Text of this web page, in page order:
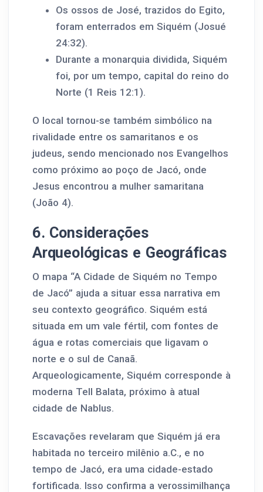
Os ossos de José, trazidos do Egito,
foram enterrados em Siquém (Josué
24:32).
Durante a monarquia dividida, Siquém
foi, por um tempo, capital do reino do
Norte (1 Reis 12:1).
O local tornou-se também simbólico na
rivalidade entre os samaritanos e os
judeus, sendo mencionado nos Evangelhos
como próximo ao poço de Jacó, onde
Jesus encontrou a mulher samaritana
(João 4).
6. Considerações
Arqueológicas e Geográficas
O mapa “A Cidade de Siquém no Tempo
de Jacó” ajuda a situar essa narrativa em
seu contexto geográfico. Siquém está
situada em um vale fértil, com fontes de
água e rotas comerciais que ligavam o
norte e o sul de Canaã.
Arqueologicamente, Siquém corresponde à
moderna Tell Balata, próximo à atual
cidade de Nablus.
Escavações revelaram que Siquém já era
habitada no terceiro milênio a.C., e no
tempo de Jacó, era uma cidade-estado
fortificada. Isso confirma a verossimilhança